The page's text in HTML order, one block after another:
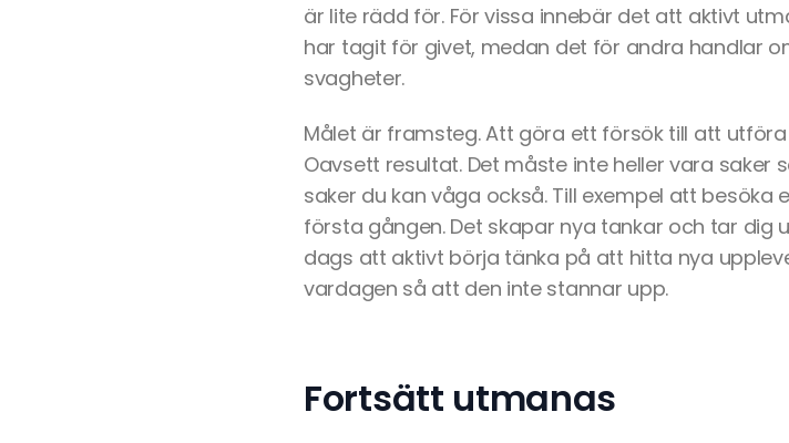
är lite rädd för. För vissa innebär det att aktivt
har tagit för givet, medan det för andra handlar
svagheter.
Målet är framsteg. Att göra ett försök till att
Oavsett resultat. Det måste inte heller vara saker
saker du kan våga också. Till exempel att besöka
första gången. Det skapar nya tankar och tar dig
dags att aktivt börja tänka på att hitta nya
vardagen så att den inte stannar upp.
Fortsätt utmanas